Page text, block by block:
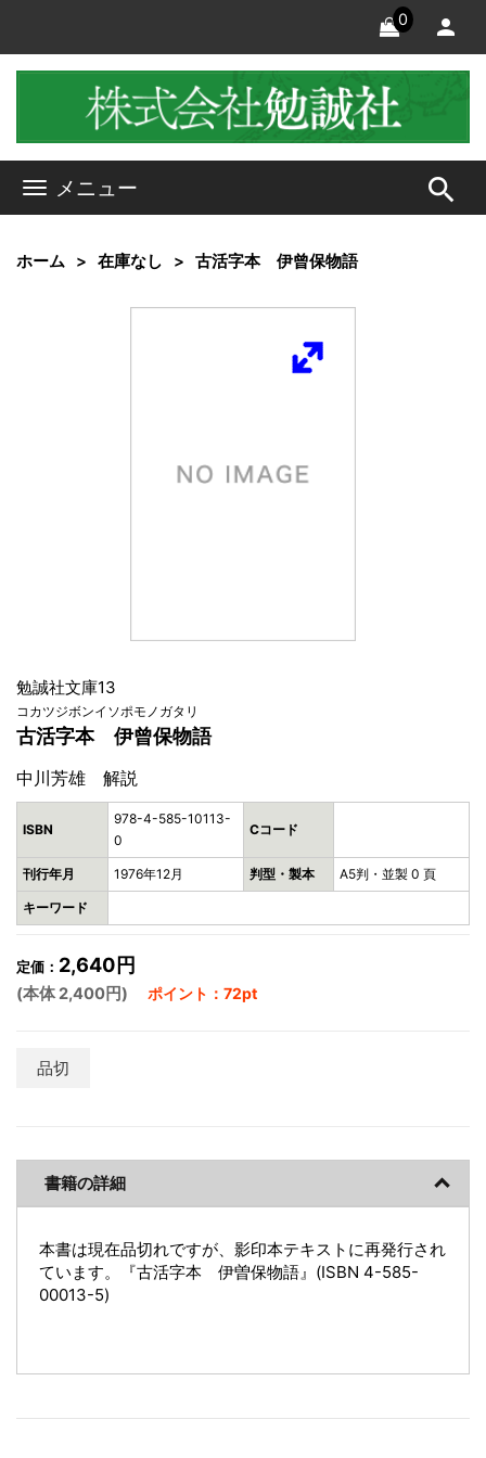
0
メニュー search
ホーム 在庫なし 古活字本 伊曾保物語
勉誠社文庫13
コカツジボンイソポモノガタリ
古活字本 伊曾保物語
中川芳雄 解説
ISBN
978-4-585-10113-
0
Cコード
刊行年月 1976年12月 判型・製本 A5判・並製 0 頁
キーワード
定価： 2,640円
(本体 2,400円) ポイント：72pt
品切
書籍の詳細
本書は現在品切れですが、影印本テキストに再発行され
ています。『古活字本 伊曽保物語』(ISBN 4-585-
00013-5)